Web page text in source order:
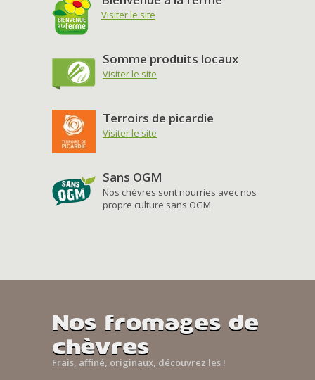
Visiter le site
Somme produits locaux
Visiter le site
Terroirs de picardie
Visiter le site
Sans OGM
Nos chèvres sont nourries avec nos
propre culture sans OGM
Nos fromages de
chèvres
Frais, affiné, originaux, découvrez les !